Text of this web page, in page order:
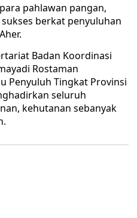
pahlawan pangan,
berkat penyuluhan
Badan Koordinasi
Rostaman
Penyuluh Tingkat Provinsi
seluruh
kehutanan sebanyak